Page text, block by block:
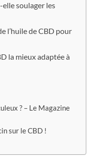
soulager les
l’huile de CBD pour
la mieux adaptée à
? – Le Magazine
sur le CBD !